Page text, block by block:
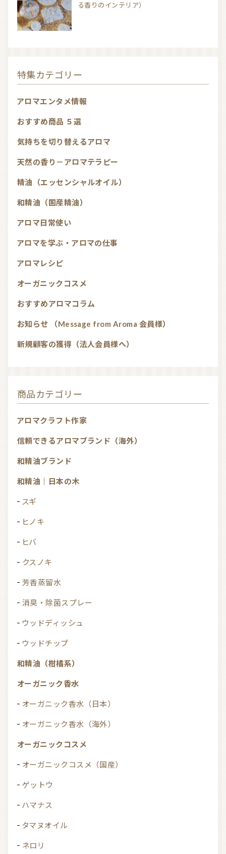
る香りのインテリア）
特集カテゴリー
アロマエンタメ情報
おすすめ商品 ５選
気持ちを切り替えるアロマ
天然の香り－アロマテラピー
精油（エッセンシャルオイル）
和精油（国産精油）
アロマ日常使い
アロマを学ぶ・アロマの仕事
アロマレシピ
オーガニックコスメ
おすすめアロマコラム
お知らせ （Message from Aroma 会員様）
新規顧客の獲得（法人会員様へ）
商品カテゴリー
アロマクラフト作家
信頼できるアロマブランド（海外）
和精油ブランド
和精油｜日本の木
スギ
ヒノキ
ヒバ
クスノキ
芳香蒸留水
消臭・除菌スプレー
ウッドディッシュ
ウッドチップ
和精油（柑橘系）
オーガニック香水
オーガニック香水（日本）
オーガニック香水（海外）
オーガニックコスメ
オーガニックコスメ（国産）
ゲットウ
ハマナス
タマヌオイル
ネロリ